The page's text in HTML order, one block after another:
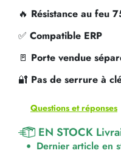
🔥 Résistance au feu
✅ Compatible ERP
🚪 Porte vendue
🔐 Pas de serrure à
Questions et réponses
EN STOCK
Dernier article en